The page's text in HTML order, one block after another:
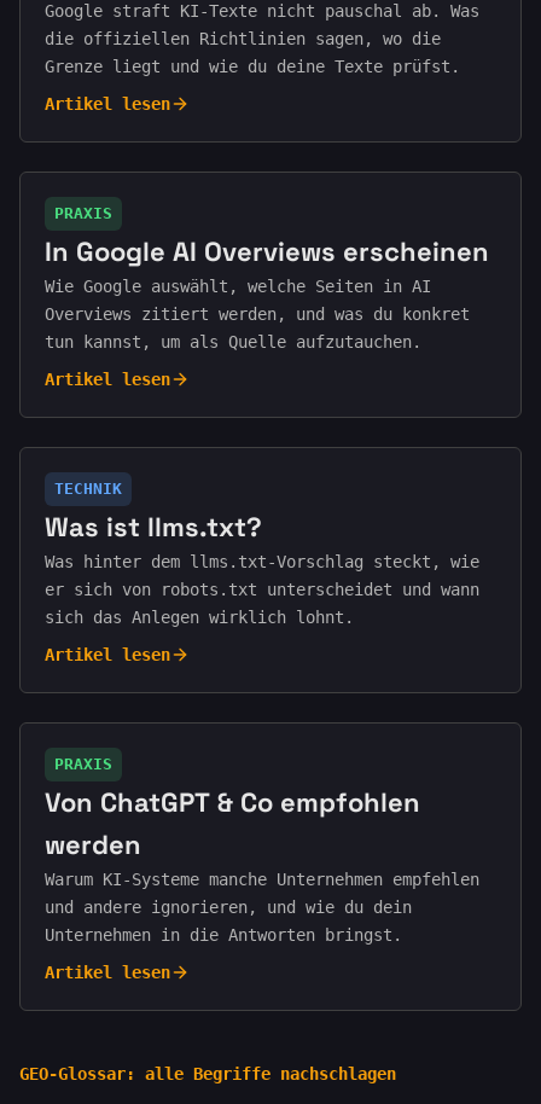
Google straft KI-Texte nicht pauschal ab. Was
die offiziellen Richtlinien sagen, wo die
Grenze liegt und wie du deine Texte prüfst.
Artikel lesen
PRAXIS
In Google AI Overviews erscheinen
Wie Google auswählt, welche Seiten in AI
Overviews zitiert werden, und was du konkret
tun kannst, um als Quelle aufzutauchen.
Artikel lesen
TECHNIK
Was ist llms.txt?
Was hinter dem llms.txt-Vorschlag steckt, wie
er sich von robots.txt unterscheidet und wann
sich das Anlegen wirklich lohnt.
Artikel lesen
PRAXIS
Von ChatGPT & Co empfohlen
werden
Warum KI-Systeme manche Unternehmen empfehlen
und andere ignorieren, und wie du dein
Unternehmen in die Antworten bringst.
Artikel lesen
GEO-Glossar: alle Begriffe nachschlagen